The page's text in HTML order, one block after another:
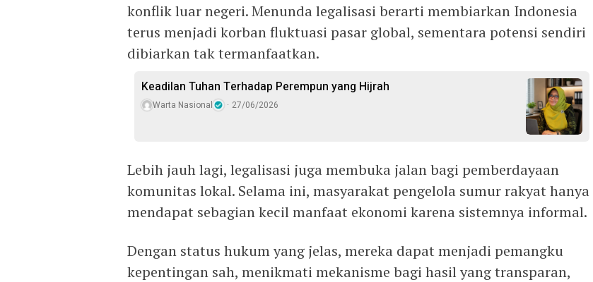
konflik luar negeri. Menunda legalisasi berarti membiarkan Indonesia
terus menjadi korban fluktuasi pasar global, sementara potensi sendiri
dibiarkan tak termanfaatkan.
Keadilan Tuhan Terhadap Perempun yang Hijrah
Warta Nasional 27/06/2026
Lebih jauh lagi, legalisasi juga membuka jalan bagi pemberdayaan
komunitas lokal. Selama ini, masyarakat pengelola sumur rakyat hanya
mendapat sebagian kecil manfaat ekonomi karena sistemnya informal.
Dengan status hukum yang jelas, mereka dapat menjadi pemangku
kepentingan sah, menikmati mekanisme bagi hasil yang transparan,